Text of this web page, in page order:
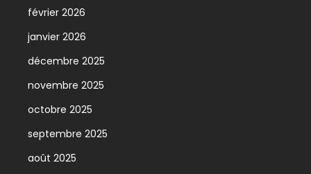
février 2026
janvier 2026
décembre 2025
novembre 2025
octobre 2025
septembre 2025
août 2025